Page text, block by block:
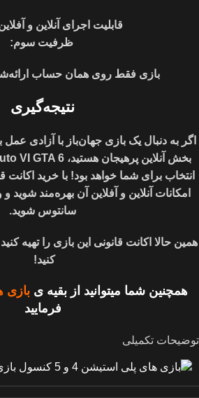
قابلیت اجرای آنلاین و
ظرفیت سوم:
بازی فقط روی همان حساب
نتیجه‌گیری
اگر به دنبال یک بازی جهان‌باز با آزادی
انتخاب برای شما خواهد بود! با خرید اکانت
امکانات آنلاین و آفلاین آن بهره‌مند
سانتوس شوید.
همین حالا اکانت قانونی این بازی را تهیه
کنید!
همچنین شما میتوانید از بقیه یبازی
فرمایید
توضیحات تکمیلی
کنسول